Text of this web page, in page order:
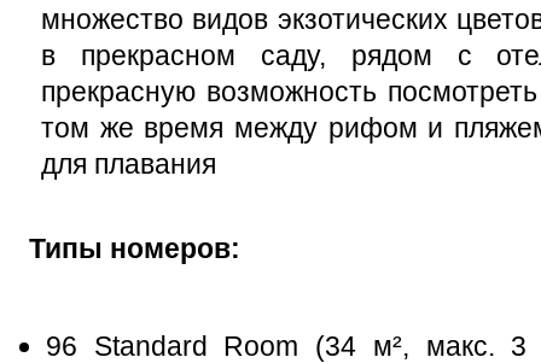
множество видов экзотических
в прекрасном саду, рядом с
прекрасную возможность
том же время между рифом и
для плавания
Типы номеров:
96 Standard Room (34 м², макс.